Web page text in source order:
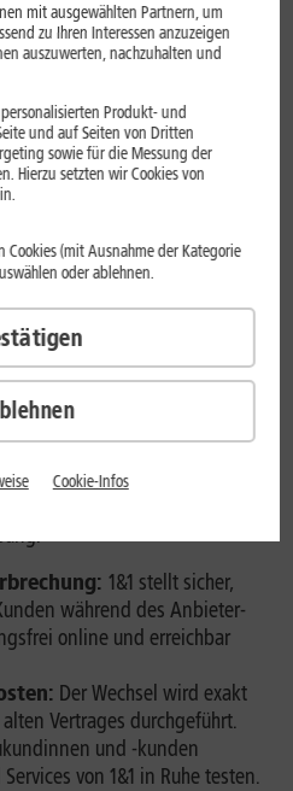
für Breitband und
2025.Beim Wechsel des
sind die Deutschen
zeigen: 2024 hatten 78%
keine konkreten Pläne,
Einfach-Wechsel begleitet
in einen passgenauen
Wechsel
unnötige Doppelzahlungen
Anbieter-Wechsel
1&1 stellt sicher,
während des Anbieter-
online und erreichbar
Der Wechsel wird exakt
Vertrages durchgeführt.
und -kunden
von 1&1 in Ruhe testen.
mit ausgewählten Partnern, um
zu Ihren Interessen anzuzeigen
auszuwerten, nachzuhalten und
Produkt- und
und auf Seiten von Dritten
sowie für die Messung der
Hierzu setzten wir Cookies von
(mit Ausnahme der Kategorie
oder ablehnen.
Cookie-Infos